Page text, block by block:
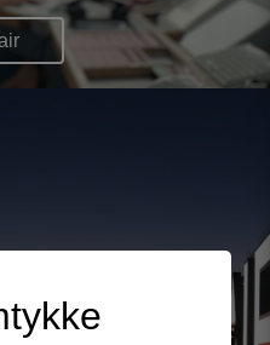
men vi har også
mere om hvad vi laver i